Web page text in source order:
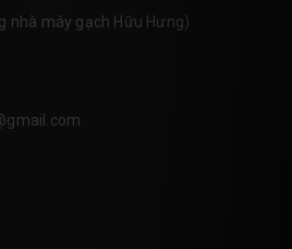
nhà máy gạch Hữu Hưng)